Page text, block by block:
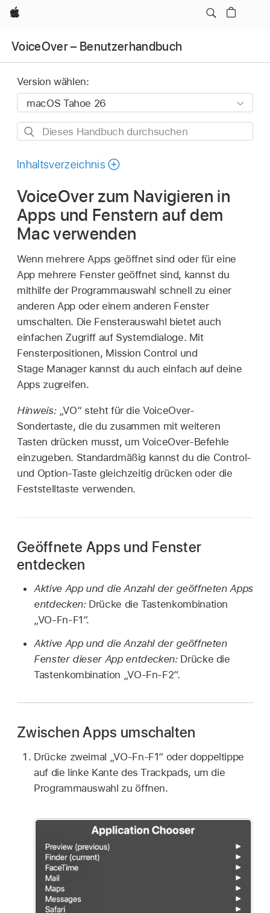
Apple
VoiceOver – Benutzerhandbuch
Version wählen:
Dieses
durchsuchen
Inhaltsverzeichnis
VoiceOver zum Navigieren in
Apps und Fenstern auf dem
Mac verwenden
Wenn mehrere Apps geöffnet sind oder für eine
App mehrere Fenster geöffnet sind, kannst du
mithilfe der Programmauswahl schnell zu einer
anderen App oder einem anderen Fenster
umschalten. Die Fensterauswahl bietet auch
einfachen Zugriff auf Systemdialoge. Mit
Fensterpositionen, Mission Control und
Stage Manager kannst du auch einfach auf deine
Apps zugreifen.
Hinweis: „VO“ steht für die VoiceOver-
Sondertaste, die du zusammen mit weiteren
Tasten drücken musst, um VoiceOver-Befehle
einzugeben. Standardmäßig kannst du die Control-
und Option-Taste gleichzeitig drücken oder die
Feststelltaste verwenden.
Geöffnete Apps und Fenster
entdecken
Aktive App und die Anzahl der geöffneten Apps
entdecken:Drücke die Tastenkombination
„VO-Fn-F1“.
Aktive App und die Anzahl der geöffneten
Fenster dieser App entdecken:Drücke die
Tastenkombination „VO-Fn-F2“.
Zwischen Apps umschalten
Drücke zweimal „VO-Fn-F1“ oder doppeltippe
auf die linke Kante des Trackpads, um die
Programmauswahl zu öffnen.